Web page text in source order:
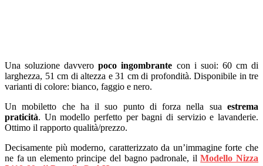
Una soluzione davveropoco ingombrante con i suoi: 60 cm di
larghezza, 51 cm di altezza e 31 cm di profondità. Disponibile in tre
varianti di colore: bianco, faggio e nero.
Un mobiletto che ha il suo punto di forza nella sua estrema
praticità. Un modello perfetto per bagni di servizio e lavanderie.
Ottimo il rapporto qualità/prezzo.
Decisamente più moderno, caratterizzato da un’immagine forte che
ne fa un elemento principe del bagno padronale, ilModello Nizza